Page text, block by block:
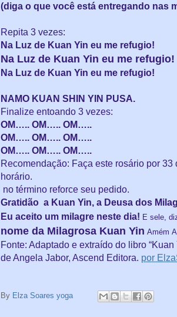
(diga o que você está entregando nas
Repita 3 vezes:
Na Luz de Kuan Yin eu me refugio!
Na Luz de Kuan Yin eu me refugio!
Na Luz de Kuan Yin eu me refugio!
NAMO KUAN SHIN YIN PUSA.
Finalize entoando 3 vezes:
OM….. OM….. OM…..
OM….. OM….. OM…..
OM….. OM….. OM…..
Recomendação: Faça este rosário por
horário.
no término reforce seu pedido.
Gratidão a Kuan Yin, a Deusa dos
Eu aceito um milagre neste dia! E sele,
nome da Milagrosa Kuan Yin Amém
Fonte: Adaptado e extraído do libro
de Angela Jabor, Ascend Editora. por
By Elza Soares yoga